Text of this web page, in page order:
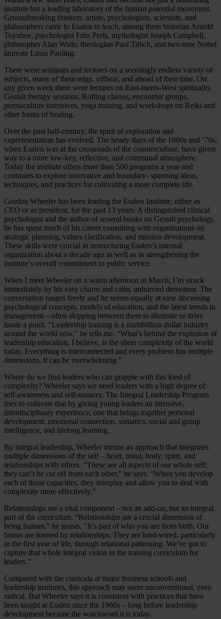
institute but a leading laboratory of the human potential movement.
Groundbreaking thinkers, artists, psychologists, scientists, and
philosophers came to Esalen to teach, among them historian Arnold
Toynbee, psychologist Fritz Perls, mythologist Joseph Campbell,
philosopher Alan Watts, theologian Paul Tillich, and two-time Nobel
laureate Linus Pauling.
There were seminars and lectures on a seemingly endless variety of
subjects, many of them edgy, offbeat, and ahead of their time. On
any given week there were lectures on East-meets-West spirituality,
Gestalt therapy sessions, Rolfing classes, encounter groups,
permaculture intensives, yoga training, and workshops on Reiki and
other forms of healing.
Over the past half-century, the spirit of exploration and
experimentation has evolved. The heady days of the 1960s and ’70s,
when Esalen was at the crossroads of the counterculture, have given
way to a more low-key, reflective, and communal atmosphere.
Today the institute offers more than 500 programs a year and
continues to explore innovative and boundary- spanning ideas,
techniques, and practices for cultivating a more complete life.
Gordon Wheeler has been leading the Esalen Institute, either as
CEO or as president, for the past 13 years. A distinguished clinical
psychologist and the author of several books on Gestalt psychology,
he has spent much of his career consulting with organizations on
strategic planning, values clarification, and mission development.
These skills were crucial in restructuring Esalen’s internal
organization about a decade ago as well as in strengthening the
institute’s overall commitment to public service.
When I meet Wheeler on a warm afternoon in March, I’m struck
immediately by his easy charm and calm, unhurried demeanor. The
conversation ranges freely and he seems equally at ease discussing
psychological concepts, models of education, and the latest trends in
management – often skipping between them to illustrate or drive
home a point. “Leadership training is a multibillion dollar industry
around the world now,” he tells me. “What’s behind the explosion of
leadership education, I believe, is the sheer complexity of the world
today. Everything is interconnected and every problem has multiple
dimensions. It can be overwhelming.”
Where do we find leaders who can grapple with this kind of
complexity? Wheeler says we need leaders with a high degree of
self-awareness and self-mastery. The Integral Leadership Program
tries to cultivate that by giving young leaders an intensive,
interdisciplinary experience, one that brings together personal
development, emotional connection, somatics, social and group
intelligence, and lifelong learning.
By integral leadership, Wheeler means an approach that integrates
multiple dimensions of the self – heart, mind, body, spirit, and
relationships with others. “These are all aspects of our whole self;
they can’t be cut off from each other,” he says. “When you develop
each of those capacities, they interplay and allow you to deal with
complexity more effectively.”
Relationships are a vital component – not an add-on, but an integral
part of the curriculum. “Relationships are a crucial dimension of
being human,” he insists. “It’s part of who you are from birth. Our
brains are formed by relationships. They are hard-wired, particularly
in the first year of life, through relational patterning. We’ve got to
capture that whole integral vision in the training curriculum for
leaders.”
Compared with the curricula at major business schools and
leadership institutes, this approach may seem unconventional, even
radical. But Wheeler says it is consistent with practices that have
been taught at Esalen since the 1960s – long before leadership
development became the watchword it is today.